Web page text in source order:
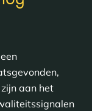
aan het